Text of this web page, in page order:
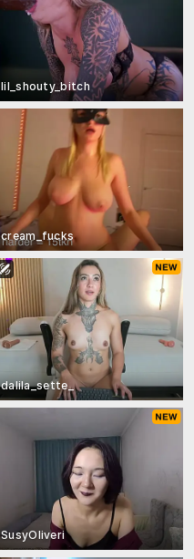
lil_shouty_bitch
cream_fucks
dalila_sette_
SusyOliveri